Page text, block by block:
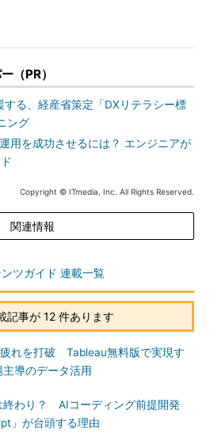
（PR）
する、経産省策定「DXリテラシー標
ング
用を成功させるには？ エンジニアが
Copyright © ITmedia, Inc. All Rights Reserved.
関連情報
ツガイド 連載一覧
記事が 12 件あります
れを打破 Tableau無料版で実現す
導のデータ活用
終わり？ AIコーディング前提開発
」が台頭する理由